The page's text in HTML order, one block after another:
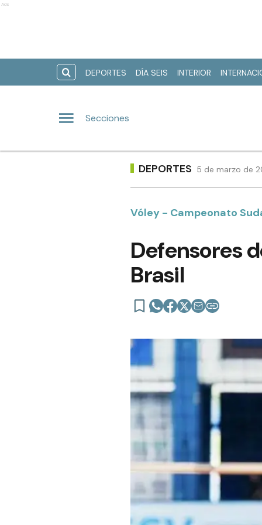
Ads
DEPORTES DÍA SEIS INTERIOR
Secciones
DEPORTES 5 de marzo de
Vóley - Campeonato
Defensores
Brasil